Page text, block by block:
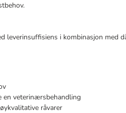
leverinsuffisiens i kombinasjon med
en veterinærsbehandling
råvarer